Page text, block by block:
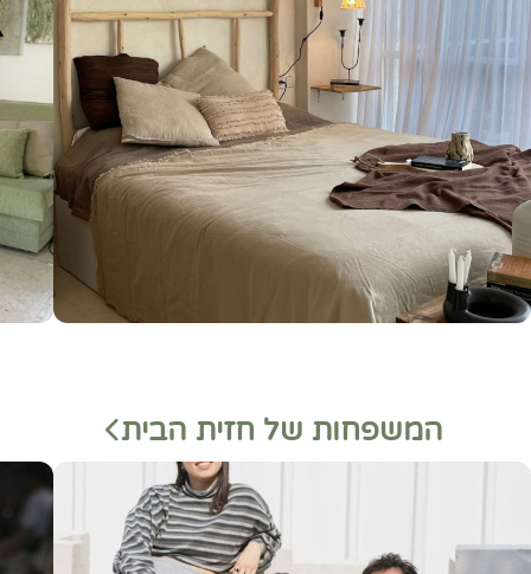
המשפחות של חזית הבית